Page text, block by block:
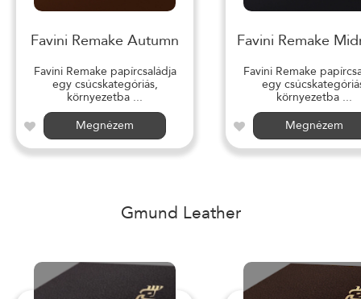
Favini Remake Autumn
Favini Remake papírcsaládja
egy csúcskategóriás,
környezetba ...
Megnézem
Favini Remake
Favini Remake
egy
környezetba ...
Megnézem
Gmund Leather